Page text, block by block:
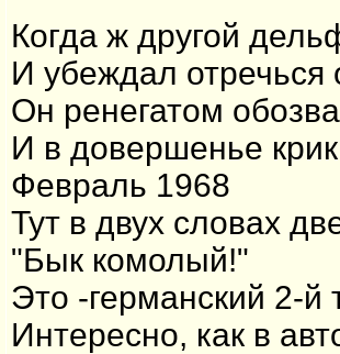
Когда ж другой
И убеждал отречься
Он ренегатом
И в довершенье
Февраль 1968
Тут в двух словах
"Бык комолый!"
Это -германский 2-й
Интересно, как в